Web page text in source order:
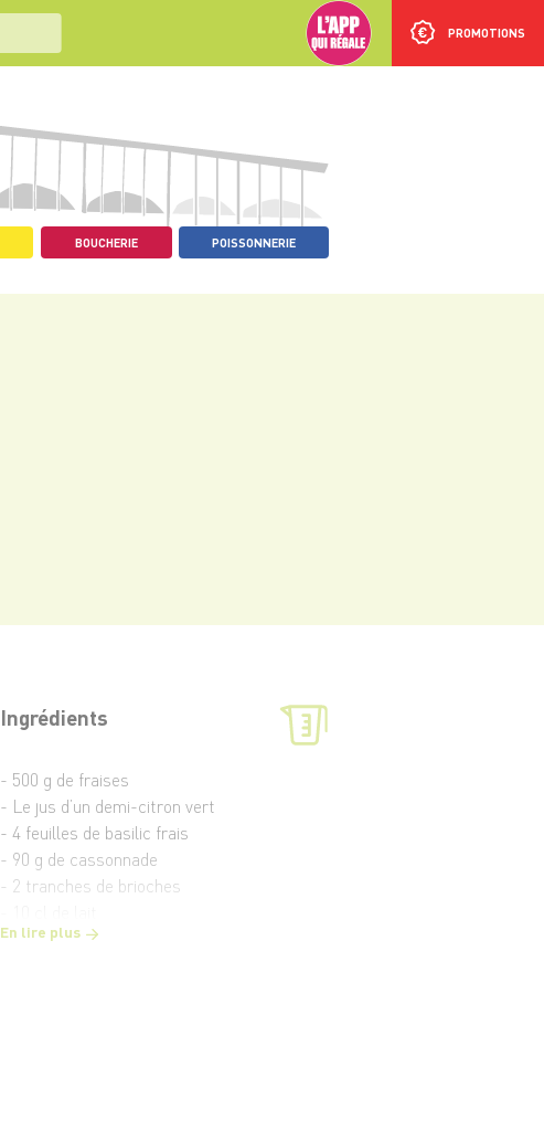
PROMOTIONS
BOUCHERIE POISSONNERIE
Ingrédients
- 500 g de fraises
- Le jus d’un demi-citron vert
- 4 feuilles de basilic frais
- 90 g de cassonnade
- 2 tranches de brioches
- 1 gousse de vanille
En lire plus